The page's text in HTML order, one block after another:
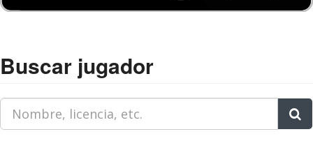
Buscar jugador